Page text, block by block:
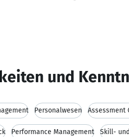
und
Personalwesen Assessment
Performance Management Skill-